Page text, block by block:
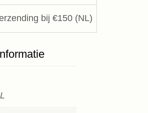
bij €150 (NL)